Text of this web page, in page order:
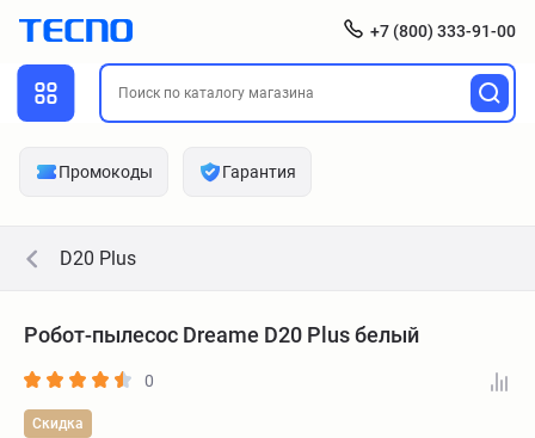
+7 (800) 333-91-00
Промокоды Гарантия
D20 Plus
Робот-пылесос Dreame D20 Plus белый
0
Скидка